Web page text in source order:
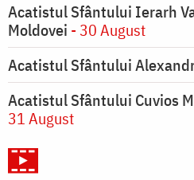
Acatistul Sfântului Ierarh
Moldovei - 30 August
Acatistul Sfântului
Acatistul Sfântului Cuvios
31 August